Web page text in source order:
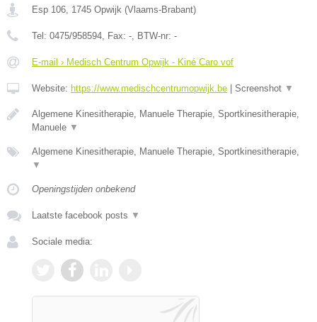
Esp 106, 1745 Opwijk (Vlaams-Brabant)
Tel: 0475/958594, Fax: -, BTW-nr: -
E-mail › Medisch Centrum Opwijk - Kiné Caro vof
Website: https://www.medischcentrumopwijk.be Screenshot ▼
Algemene Kinesitherapie, Manuele Therapie, Sportkinesitherapie,
Manuele ▼
Algemene Kinesitherapie, Manuele Therapie, Sportkinesitherapie,
▼
Openingstijden onbekend
Laatste facebook posts ▼
Sociale media: